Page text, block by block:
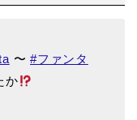
〜#ファンタ
か